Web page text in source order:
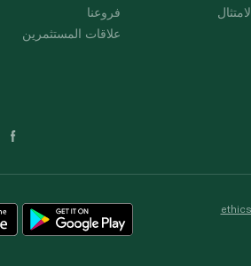
فروعنا
علاقات المستثمرين